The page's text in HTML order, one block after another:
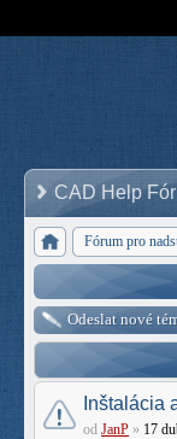
CAD Help
Fórum pro
Odeslat nové
Inštalácia
od JanP » 17